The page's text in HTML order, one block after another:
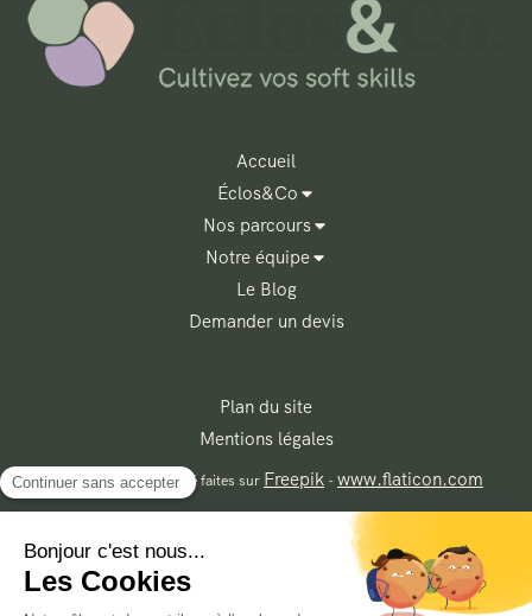
Accueil
Éclos&Co
Nos parcours
Notre équipe
Le Blog
Demander un devis
Plan du site
Mentions légales
Les illustrations ont été faites sur Freepik -www.flaticon.com